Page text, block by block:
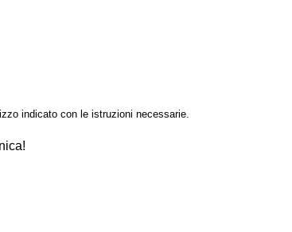
indicato con le istruzioni necessarie.